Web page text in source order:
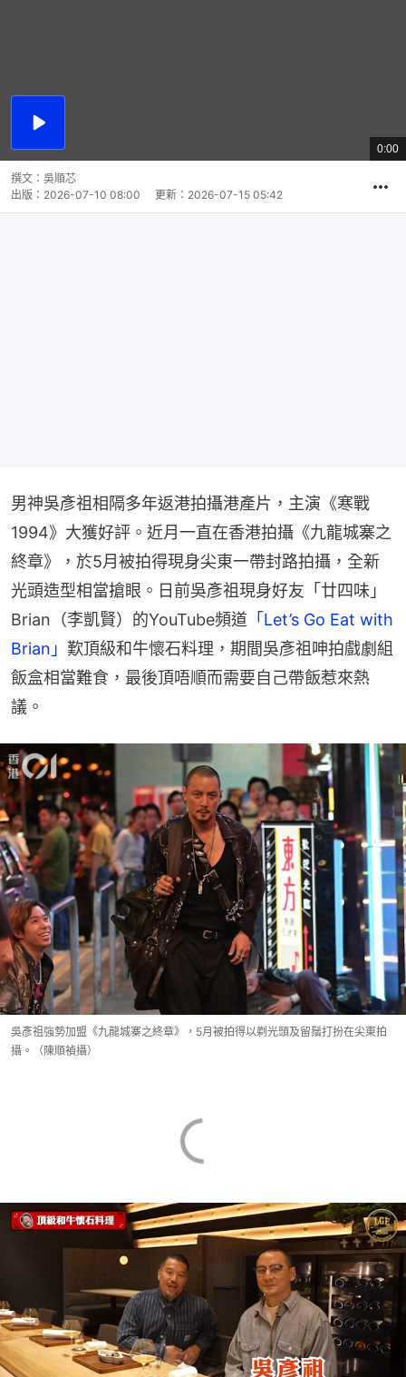
播
總
共
0:00
撰文： 吳順芯
出版： 2026-07-10 08:00 更新： 2026-07-15 05:42
男神吳彥祖相隔多年返港拍攝港產片，主演《寒戰
1994》大獲好評。近月一直在香港拍攝《九龍城寨之
終章》，於5月被拍得現身尖東一帶封路拍攝，全新
光頭造型相當搶眼。日前吳彥祖現身好友「廿四味」
Brian（李凱賢）的YouTube頻道 「Let’s Go Eat with
Brian」 歎頂級和牛懷石料理，期間吳彥祖呻拍戲劇組
飯盒相當難食，最後頂唔順而需要自己帶飯惹來熱
議。
吳彥祖強勢加盟《九龍城寨之終章》，5月被拍得以剃光頭及留鬚打扮在尖東拍
攝。（陳順禎攝）